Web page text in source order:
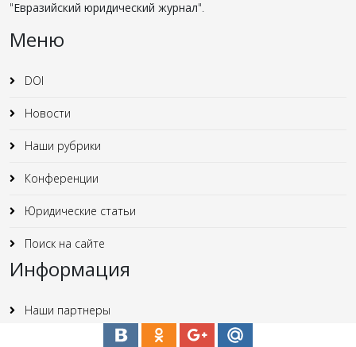
"Евразийский юридический журнал".
Меню
DOI
Новости
Наши рубрики
Конференции
Юридические статьи
Поиск на сайте
Информация
Наши партнеры